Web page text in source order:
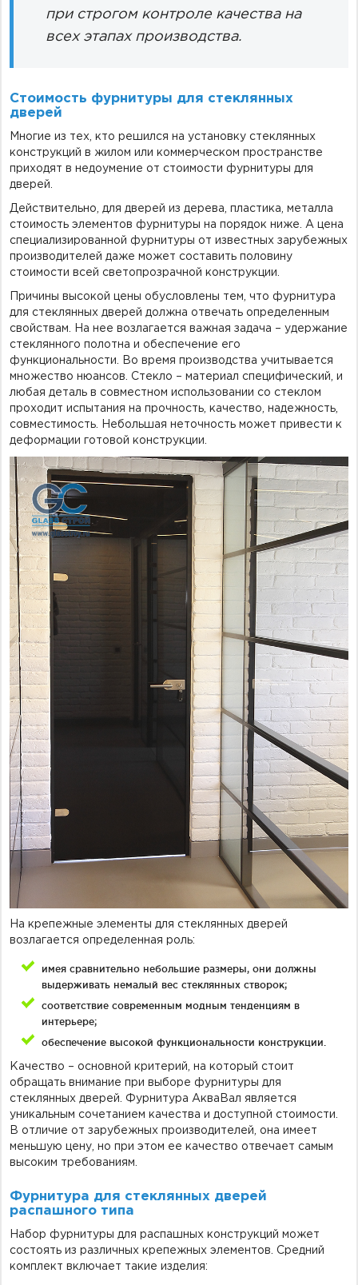
при строгом контроле качества на
всех этапах производства.
Стоимость фурнитуры для стеклянных
дверей
Многие из тех, кто решился на установку стеклянных
конструкций в жилом или коммерческом пространстве
приходят в недоумение от стоимости фурнитуры для
дверей.
Действительно, для дверей из дерева, пластика, металла
стоимость элементов фурнитуры на порядок ниже. А цена
специализированной фурнитуры от известных зарубежных
производителей даже может составить половину
стоимости всей светопрозрачной конструкции.
Причины высокой цены обусловлены тем, что фурнитура
для стеклянных дверей должна отвечать определенным
свойствам. На нее возлагается важная задача – удержание
стеклянного полотна и обеспечение его
функциональности. Во время производства учитывается
множество нюансов. Стекло – материал специфический, и
любая деталь в совместном использовании со стеклом
проходит испытания на прочность, качество, надежность,
совместимость. Небольшая неточность может привести к
деформации готовой конструкции.
На крепежные элементы для стеклянных дверей
возлагается определенная роль:
имея сравнительно небольшие размеры, они должны
выдерживать немалый вес стеклянных створок;
соответствие современным модным тенденциям в
интерьере;
обеспечение высокой функциональности конструкции.
Качество – основной критерий, на который стоит
обращать внимание при выборе фурнитуры для
стеклянных дверей. Фурнитура АкваВал является
уникальным сочетанием качества и доступной стоимости.
В отличие от зарубежных производителей, она имеет
меньшую цену, но при этом ее качество отвечает самым
высоким требованиям.
Фурнитура для стеклянных дверей
распашного типа
Набор фурнитуры для распашных конструкций может
состоять из различных крепежных элементов. Средний
комплект включает такие изделия: